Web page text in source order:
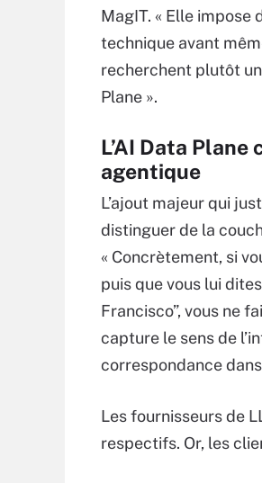
MagIT. « Elle
technique avant
recherchent plutôt
Plane ».
L’AI Data
agentique
L’ajout majeur qui
distinguer de la
« Concrètement, si
puis que vous lui
Francisco”, vous ne
capture le sens de
correspondance
Les fournisseurs de
respectifs. Or, les